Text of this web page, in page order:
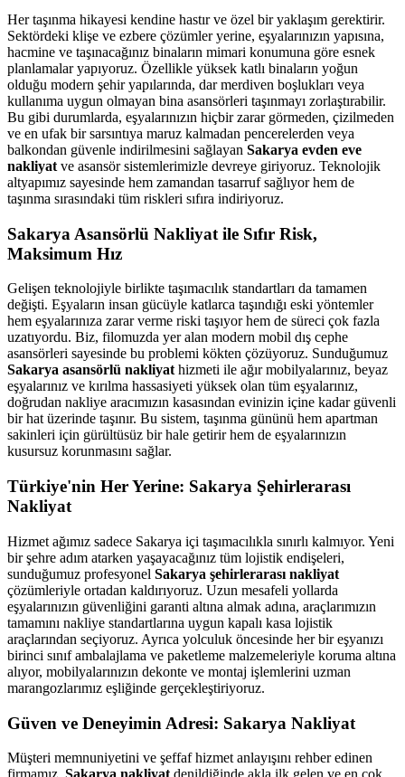
Her taşınma hikayesi kendine hastır ve özel bir yaklaşım gerektirir.
Sektördeki klişe ve ezbere çözümler yerine, eşyalarınızın yapısına,
hacmine ve taşınacağınız binaların mimari konumuna göre esnek
planlamalar yapıyoruz. Özellikle yüksek katlı binaların yoğun
olduğu modern şehir yapılarında, dar merdiven boşlukları veya
kullanıma uygun olmayan bina asansörleri taşınmayı zorlaştırabilir.
Bu gibi durumlarda, eşyalarınızın hiçbir zarar görmeden, çizilmeden
ve en ufak bir sarsıntıya maruz kalmadan pencerelerden veya
balkondan güvenle indirilmesini sağlayan Sakarya evden eve
nakliyat ve asansör sistemlerimizle devreye giriyoruz. Teknolojik
altyapımız sayesinde hem zamandan tasarruf sağlıyor hem de
taşınma sırasındaki tüm riskleri sıfıra indiriyoruz.
Sakarya Asansörlü Nakliyat ile Sıfır Risk,
Maksimum Hız
Gelişen teknolojiyle birlikte taşımacılık standartları da tamamen
değişti. Eşyaların insan gücüyle katlarca taşındığı eski yöntemler
hem eşyalarınıza zarar verme riski taşıyor hem de süreci çok fazla
uzatıyordu. Biz, filomuzda yer alan modern mobil dış cephe
asansörleri sayesinde bu problemi kökten çözüyoruz. Sunduğumuz
Sakarya asansörlü nakliyat hizmeti ile ağır mobilyalarınız, beyaz
eşyalarınız ve kırılma hassasiyeti yüksek olan tüm eşyalarınız,
doğrudan nakliye aracımızın kasasından evinizin içine kadar güvenli
bir hat üzerinde taşınır. Bu sistem, taşınma gününü hem apartman
sakinleri için gürültüsüz bir hale getirir hem de eşyalarınızın
kusursuz korunmasını sağlar.
Türkiye'nin Her Yerine: Sakarya Şehirlerarası
Nakliyat
Hizmet ağımız sadece Sakarya içi taşımacılıkla sınırlı kalmıyor. Yeni
bir şehre adım atarken yaşayacağınız tüm lojistik endişeleri,
sunduğumuz profesyonel Sakarya şehirlerarası nakliyat
çözümleriyle ortadan kaldırıyoruz. Uzun mesafeli yollarda
eşyalarınızın güvenliğini garanti altına almak adına, araçlarımızın
tamamını nakliye standartlarına uygun kapalı kasa lojistik
araçlarından seçiyoruz. Ayrıca yolculuk öncesinde her bir eşyanızı
birinci sınıf ambalajlama ve paketleme malzemeleriyle koruma altına
alıyor, mobilyalarınızın dekonte ve montaj işlemlerini uzman
marangozlarımız eşliğinde gerçekleştiriyoruz.
Güven ve Deneyimin Adresi: Sakarya Nakliyat
Müşteri memnuniyetini ve şeffaf hizmet anlayışını rehber edinen